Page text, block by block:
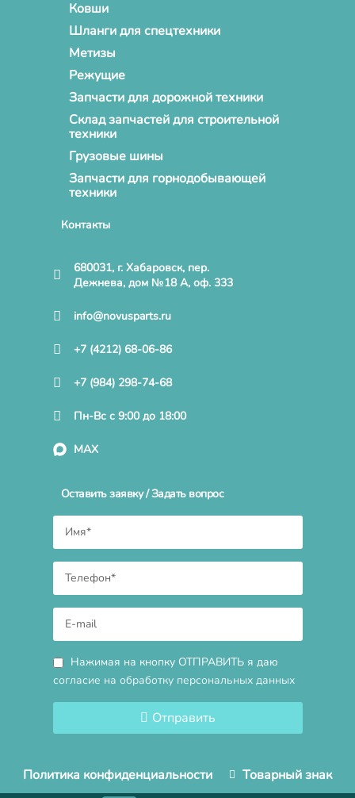
Ковши
Шланги для спецтехники
Метизы
Режущие
Запчасти для дорожной техники
Склад запчастей для строительной
техники
Грузовые шины
Запчасти для горнодобывающей
техники
Контакты
680031, г. Хабаровск, пер.
Дежнева, дом №18 А, оф. 333
info@novusparts.ru
+7 (4212) 68-06-86
+7 (984) 298-74-68
Пн-Вс с 9:00 до 18:00
MAX
Оставить заявку / Задать вопрос
Нажимая на кнопку ОТПРАВИТЬ я даю
согласие на обработку персональных данных
Отправить
Политика конфиденциальности Товарный знак